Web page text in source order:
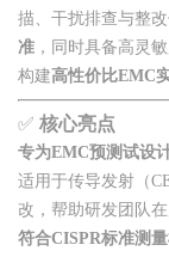
描、干扰排查与整
准 ，同时具备高灵
构建高性价比EMC
✅ 核心亮点
专为EMC预测试设
适用于传导发射（
改，帮助研发团队
符合CISPR标准测